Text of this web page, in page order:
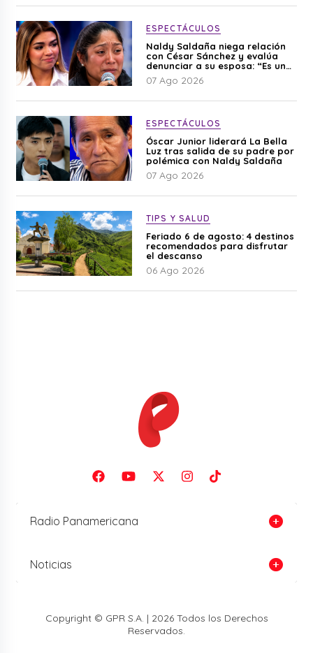
ESPECTÁCULOS
Naldy Saldaña niega relación
con César Sánchez y evalúa
denunciar a su esposa: “Es una
difamación”
07 Ago 2026
ESPECTÁCULOS
Óscar Junior liderará La Bella
Luz tras salida de su padre por
polémica con Naldy Saldaña
07 Ago 2026
TIPS Y SALUD
Feriado 6 de agosto: 4 destinos
recomendados para disfrutar
el descanso
06 Ago 2026
Radio Panamericana
Noticias
Copyright © GPR S.A. | 2026 Todos los Derechos
Reservados.